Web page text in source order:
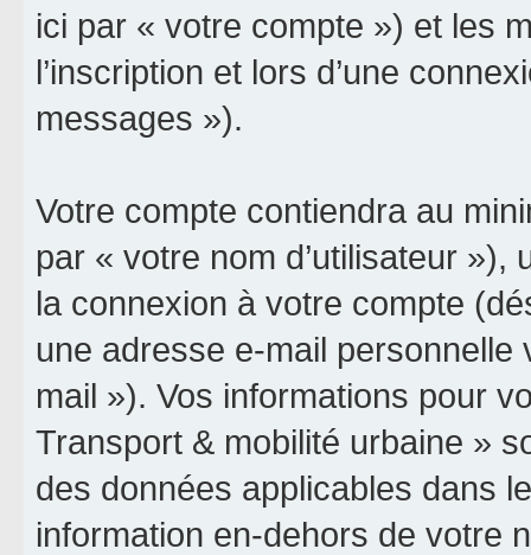
ici par « votre compte ») et les
l’inscription et lors d’une
messages »).
Votre compte contiendra au
par « votre nom d’utilisateur
la connexion à votre compte
une adresse e-mail
mail »). Vos informations pour
Transport & mobilité urbaine »
des données applicables dans
information en-dehors de votre